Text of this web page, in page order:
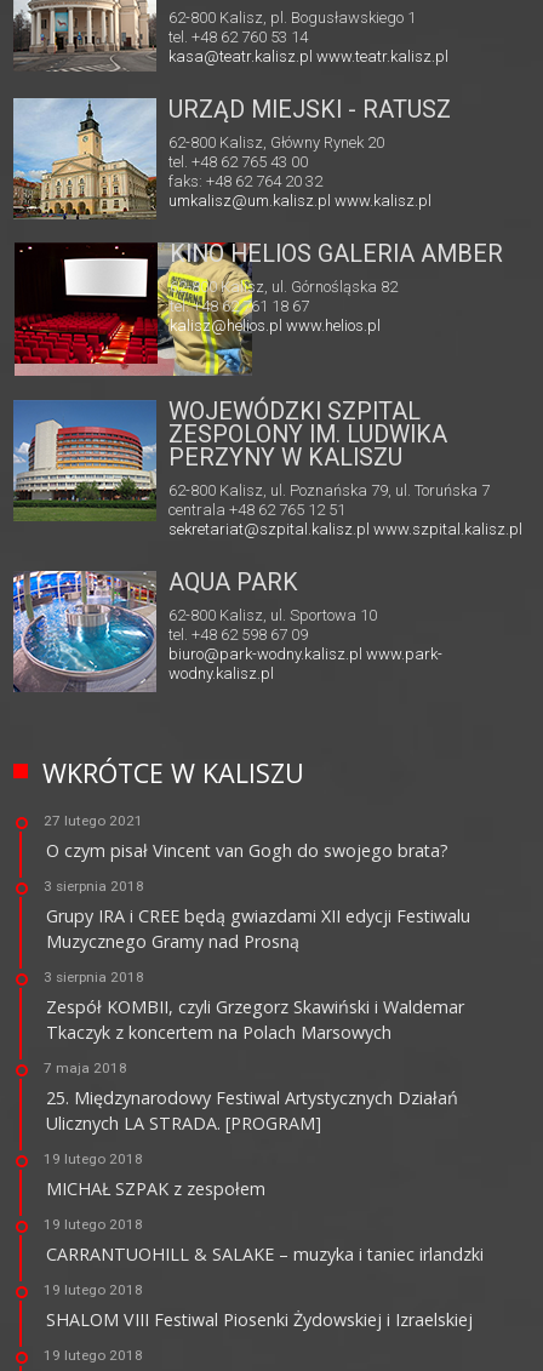
62-800 Kalisz, pl. Bogusławskiego 1
tel. +48 62 760 53 14
kasa@teatr.kalisz.pl www.teatr.kalisz.pl
URZĄD MIEJSKI - RATUSZ
62-800 Kalisz, Główny Rynek 20
tel. +48 62 765 43 00
faks: +48 62 764 20 32
umkalisz@um.kalisz.plwww.kalisz.pl
KINO HELIOS GALERIA AMBER
62-800 Kalisz, ul. Górnośląska 82
tel. +48 62 761 18 67
kalisz@helios.pl www.helios.pl
WOJEWÓDZKI SZPITAL
ZESPOLONY IM. LUDWIKA
PERZYNY W KALISZU
62-800 Kalisz, ul. Poznańska 79, ul. Toruńska 7
centrala +48 62 765 12 51
sekretariat@szpital.kalisz.pl www.szpital.kalisz.pl
AQUA PARK
62-800 Kalisz, ul. Sportowa 10
tel. +48 62 598 67 09
biuro@park-wodny.kalisz.pl www.park-
wodny.kalisz.pl
WKRÓTCE W KALISZU
27 lutego 2021
O czym pisał Vincent van Gogh do swojego brata?
3 sierpnia 2018
Grupy IRA i CREE będą gwiazdami XII edycji Festiwalu
Muzycznego Gramy nad Prosną
3 sierpnia 2018
Zespół KOMBII, czyli Grzegorz Skawiński i Waldemar
Tkaczyk z koncertem na Polach Marsowych
7 maja 2018
25. Międzynarodowy Festiwal Artystycznych Działań
Ulicznych LA STRADA. [PROGRAM]
19 lutego 2018
MICHAŁ SZPAK z zespołem
19 lutego 2018
CARRANTUOHILL & SALAKE – muzyka i taniec irlandzki
19 lutego 2018
SHALOM VIII Festiwal Piosenki Żydowskiej i Izraelskiej
19 lutego 2018